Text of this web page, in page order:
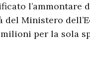
l’ammontare
del Ministero
per la sola